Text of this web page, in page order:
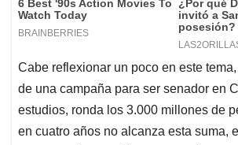
Cabe reflexionar un poco en este
de una campaña para ser senador en
estudios, ronda los 3.000 millones de
en cuatro años no alcanza esta suma,